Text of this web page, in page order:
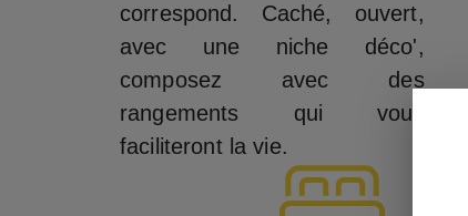
correspond. Caché, ouvert,
avec une niche déco',
composez avec des
rangements qui vous
faciliteront la vie.